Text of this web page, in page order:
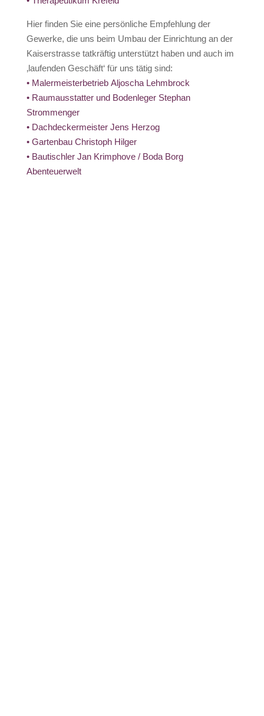
Hier finden Sie eine persönliche Empfehlung der
Gewerke, die uns beim Umbau der Einrichtung an der
Kaiserstrasse tatkräftig unterstützt haben und auch im
‚laufenden Geschäft‘ für uns tätig sind:
• Malermeisterbetrieb Aljoscha Lehmbrock
• Raumausstatter und Bodenleger Stephan
Strommenger
• Dachdeckermeister Jens Herzog
• Gartenbau Christoph Hilger
• Bautischler Jan Krimphove / Boda Borg
Abenteuerwelt